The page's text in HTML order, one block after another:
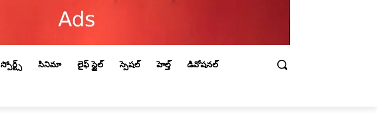
స్పోర్ట్స్ సినిమా లైఫ్ స్టైల్ స్పెషల్ హెల్త్ డివోషనల్